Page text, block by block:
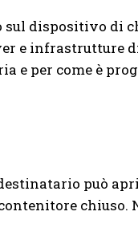
sul dispositivo di
e infrastrutture
e per come è
può
chiuso.